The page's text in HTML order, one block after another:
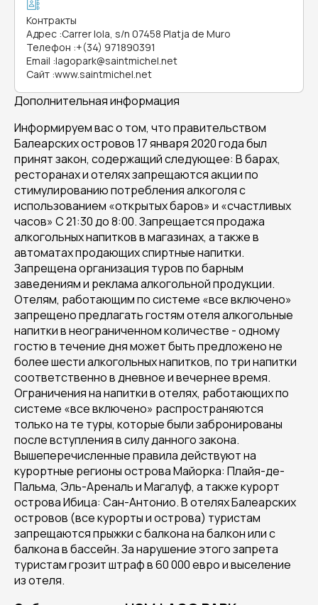
Контракты
Адрес :Carrer Iola, s/n 07458 Platja de Muro
Телефон :+(34) 971890391
Email :lagopark@saintmichel.net
Сайт :www.saintmichel.net
Дополнительная информация
Информируем вас о том, что правительством
Балеарских островов 17 января 2020 года был
принят закон, содержащий следующее: В барах,
ресторанах и отелях запрещаются акции по
стимулированию потребления алкоголя с
использованием «открытых баров» и «счастливых
часов» С 21:30 до 8:00. Запрещается продажа
алкогольных напитков в магазинах, а также в
автоматах продающих спиртные напитки.
Запрещена организация туров по барным
заведениям и реклама алкогольной продукции.
Отелям, работающим по системе «все включено»
запрещено предлагать гостям отеля алкогольные
напитки в неограниченном количестве - одному
гостю в течение дня может быть предложено не
более шести алкогольных напитков, по три напитки
соответственно в дневное и вечернее время.
Ограничения на напитки в отелях, работающих по
системе «все включено» распространяются
только на те туры, которые были забронированы
после вступления в силу данного закона.
Вышеперечисленные правила действуют на
курортные регионы острова Майорка: Плайя-де-
Пальма, Эль-Ареналь и Магалуф, а также курорт
острова Ибица: Сан-Антонио. В отелях Балеарских
островов (все курорты и острова) туристам
запрещаются прыжки с балкона на балкон или с
балкона в бассейн. За нарушение этого запрета
туристам грозит штраф в 60 000 евро и выселение
из отеля.